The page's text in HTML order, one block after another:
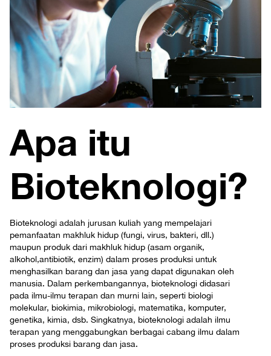
Apa itu
Bioteknologi?
Bioteknologi adalah jurusan kuliah yang mempelajari
pemanfaatan makhluk hidup (fungi, virus, bakteri, dll.)
maupun produk dari makhluk hidup (asam organik,
alkohol,antibiotik, enzim) dalam proses produksi untuk
menghasilkan barang dan jasa yang dapat digunakan oleh
manusia. Dalam perkembangannya, bioteknologi didasari
pada ilmu-ilmu terapan dan murni lain, seperti biologi
molekular, biokimia, mikrobiologi, matematika, komputer,
genetika, kimia, dsb. Singkatnya, bioteknologi adalah ilmu
terapan yang menggabungkan berbagai cabang ilmu dalam
proses produksi barang dan jasa.